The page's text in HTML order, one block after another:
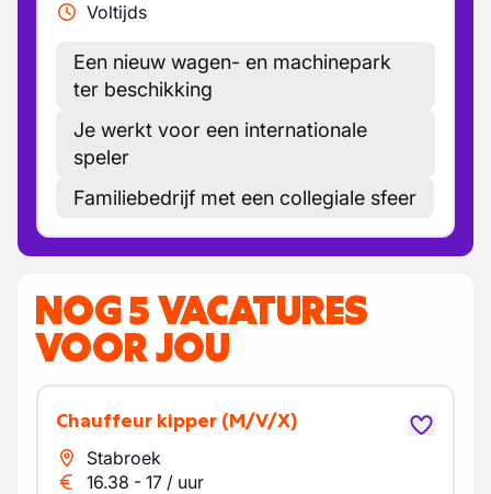
Voltijds
Een nieuw wagen- en machinepark
ter beschikking
Je werkt voor een internationale
speler
Familiebedrijf met een collegiale sfeer
NOG 5 VACATURES
VOOR JOU
Chauffeur kipper (M/V/X)
Stabroek
16.38 - 17 / uur